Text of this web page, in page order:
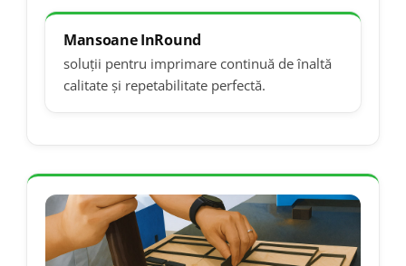
Mansoane InRound
soluții pentru imprimare continuă de înaltă
calitate și repetabilitate perfectă.